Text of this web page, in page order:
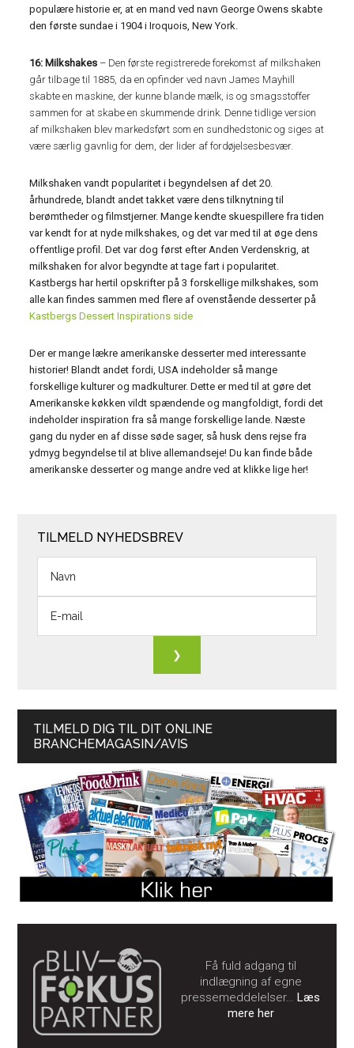
populære historie er, at en mand ved navn George Owens skabte
den første sundae i 1904 i Iroquois, New York.
16: Milkshakes – Den første registrerede forekomst af milkshaken
går tilbage til 1885, da en opfinder ved navn James Mayhill
skabte en maskine, der kunne blande mælk, is og smagsstoffer
sammen for at skabe en skummende drink. Denne tidlige version
af milkshaken blev markedsført som en sundhedstonic og siges at
være særlig gavnlig for dem, der lider af fordøjelsesbesvær.
Milkshaken vandt popularitet i begyndelsen af ​​det 20.
århundrede, blandt andet takket være dens tilknytning til
berømtheder og filmstjerner. Mange kendte skuespillere fra tiden
var kendt for at nyde milkshakes, og det var med til at øge dens
offentlige profil. Det var dog først efter Anden Verdenskrig, at
milkshaken for alvor begyndte at tage fart i popularitet.
Kastbergs har hertil opskrifter på 3 forskellige milkshakes, som
alle kan findes sammen med flere af ovenstående desserter på
Kastbergs Dessert Inspirations side
Der er mange lækre amerikanske desserter med interessante
historier! Blandt andet fordi, USA indeholder så mange
forskellige kulturer og madkulturer. Dette er med til at gøre det
Amerikanske køkken vildt spændende og mangfoldigt, fordi det
indeholder inspiration fra så mange forskellige lande. Næste
gang du nyder en af ​​disse søde sager, så husk dens rejse fra
ydmyg begyndelse til at blive allemandseje! Du kan finde både
amerikanske desserter og mange andre ved at klikke lige her!
TILMELD NYHEDSBREV
TILMELD DIG TIL DIT ONLINE
BRANCHEMAGASIN/AVIS
Få fuld adgang til
indlægning af egne
pressemeddelelser…Læs
mere her